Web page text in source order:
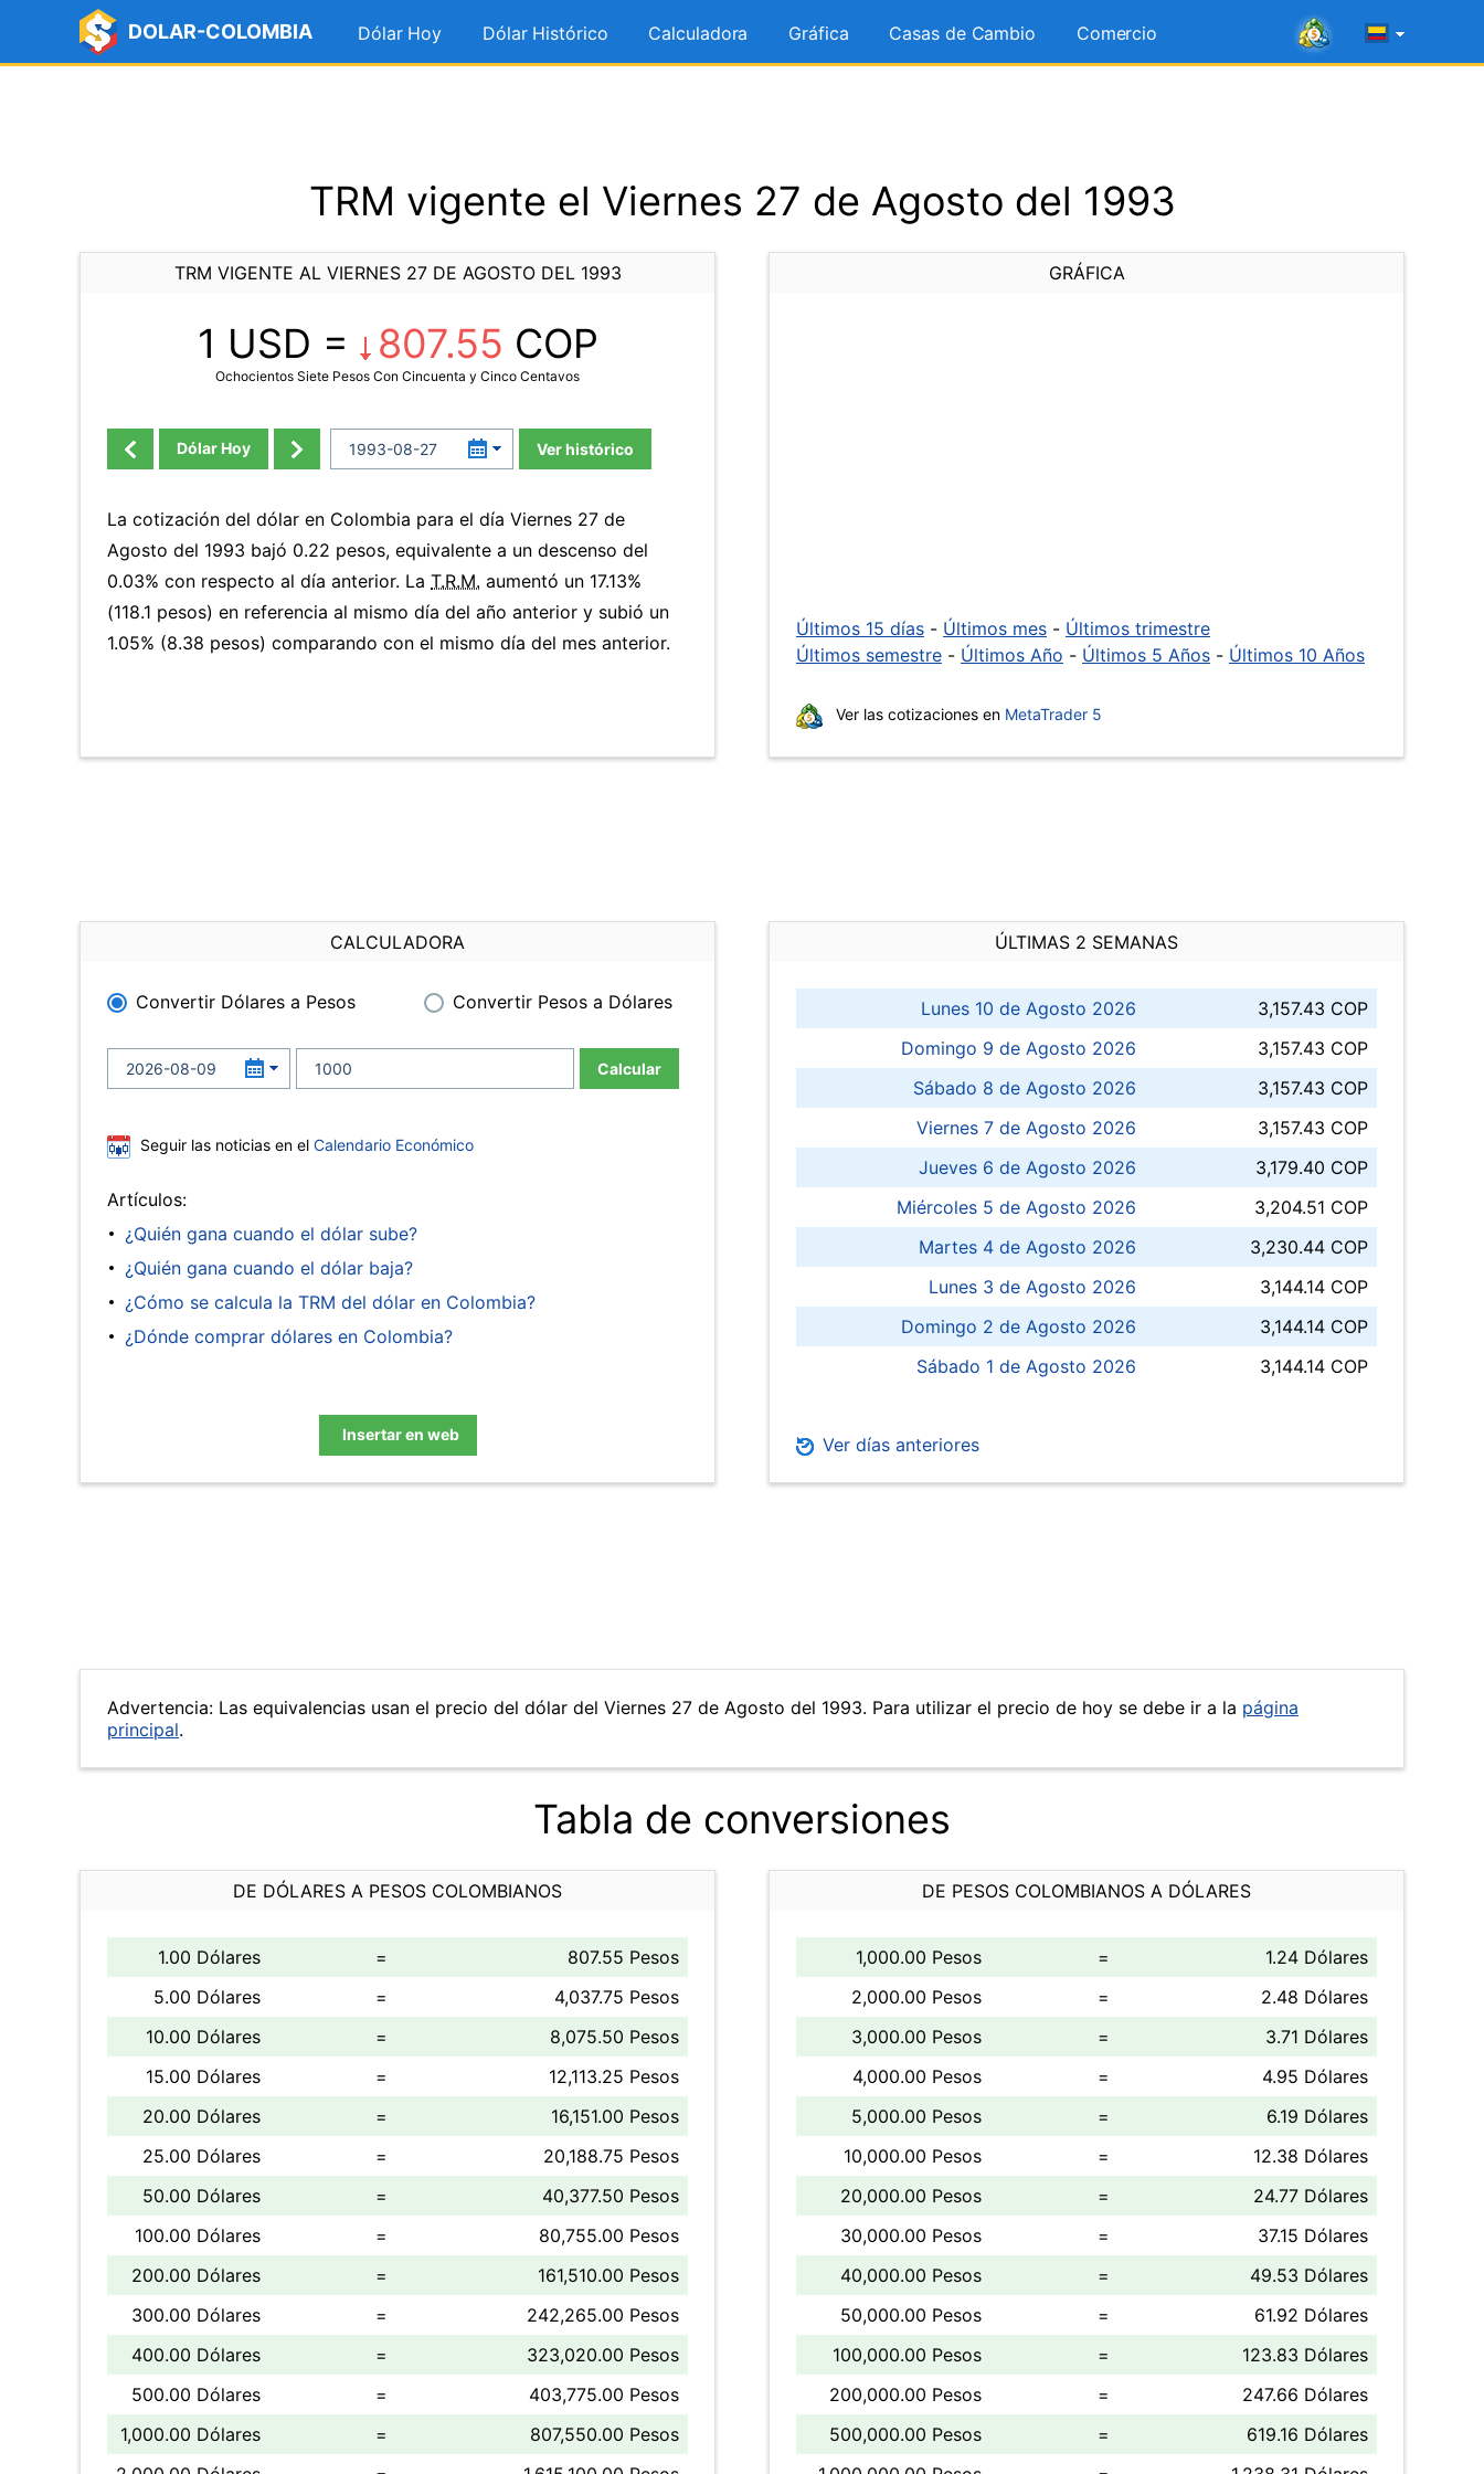
DOLAR-COLOMBIA Dólar Hoy Dólar Histórico Calculadora Gráfica Casas de Cambio Comercio
TRM vigente el Viernes 27 de Agosto del 1993
TRM VIGENTE AL VIERNES 27 DE AGOSTO DEL 1993
1 USD = 807.55 COP
Ochocientos Siete Pesos Con Cincuenta y Cinco Centavos
Dólar Hoy Ver histórico
La cotización del dólar en Colombia para el día Viernes 27 de
Agosto del 1993 bajó 0.22 pesos, equivalente a un descenso del
0.03% con respecto al día anterior. La T.R.M. aumentó un 17.13%
(118.1 pesos) en referencia al mismo día del año anterior y subió un
1.05% (8.38 pesos) comparando con el mismo día del mes anterior.
GRÁFICA
Últimos 15 días - Últimos mes - Últimos trimestre
Últimos semestre - Últimos Año - Últimos 5 Años - Últimos 10 Años
Ver las cotizaciones en MetaTrader 5
CALCULADORA
Convertir Dólares a Pesos Convertir Pesos a Dólares
Calcular
Seguir las noticias en el Calendario Económico
Artículos:
¿Quién gana cuando el dólar sube?
¿Quién gana cuando el dólar baja?
¿Cómo se calcula la TRM del dólar en Colombia?
¿Dónde comprar dólares en Colombia?
Insertar en web
ÚLTIMAS 2 SEMANAS
Lunes 10 de Agosto 2026
3,157.43 COP
Domingo 9 de Agosto 2026
3,157.43 COP
Sábado 8 de Agosto 2026
3,157.43 COP
Viernes 7 de Agosto 2026
3,157.43 COP
Jueves 6 de Agosto 2026
3,179.40 COP
Miércoles 5 de Agosto 2026
3,204.51 COP
Martes 4 de Agosto 2026
3,230.44 COP
Lunes 3 de Agosto 2026
3,144.14 COP
Domingo 2 de Agosto 2026
3,144.14 COP
Sábado 1 de Agosto 2026
3,144.14 COP
Ver días anteriores
Advertencia: Las equivalencias usan el precio del dólar del Viernes 27 de Agosto del 1993. Para utilizar el precio de hoy se debe ir a la página
principal.
Tabla de conversiones
DE DÓLARES A PESOS COLOMBIANOS
1.00 Dólares =
807.55 Pesos
5.00 Dólares
=
4,037.75 Pesos
10.00 Dólares
=
8,075.50 Pesos
15.00 Dólares
=
12,113.25 Pesos
20.00 Dólares
=
16,151.00 Pesos
25.00 Dólares
=
20,188.75 Pesos
50.00 Dólares
=
40,377.50 Pesos
100.00 Dólares
=
80,755.00 Pesos
200.00 Dólares
=
161,510.00 Pesos
300.00 Dólares
=
242,265.00 Pesos
400.00 Dólares
=
323,020.00 Pesos
500.00 Dólares
=
403,775.00 Pesos
1,000.00 Dólares
=
807,550.00 Pesos
DE PESOS COLOMBIANOS A DÓLARES
1,000.00 Pesos =
1.24 Dólares
2,000.00 Pesos
=
2.48 Dólares
3,000.00 Pesos
=
3.71 Dólares
4,000.00 Pesos
=
4.95 Dólares
5,000.00 Pesos
=
6.19 Dólares
10,000.00 Pesos
=
12.38 Dólares
20,000.00 Pesos
=
24.77 Dólares
30,000.00 Pesos
=
37.15 Dólares
40,000.00 Pesos
=
49.53 Dólares
50,000.00 Pesos
=
61.92 Dólares
100,000.00 Pesos
=
123.83 Dólares
200,000.00 Pesos
=
247.66 Dólares
500,000.00 Pesos
=
619.16 Dólares